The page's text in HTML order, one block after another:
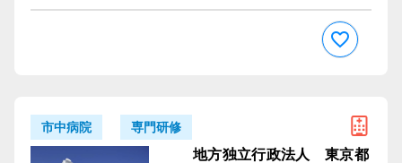
市中病院 専門研修
地方独立行政法人 東京都